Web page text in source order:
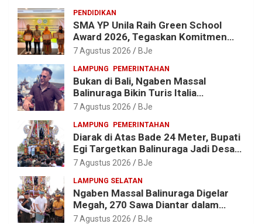
PENDIDIKAN
SMA YP Unila Raih Green School
Award 2026, Tegaskan Komitmen
Wujudkan Sekolah Ramah
7 Agustus 2026 BJe
LAMPUNG PEMERINTAHAN
Bukan di Bali, Ngaben Massal
Balinuraga Bikin Turis Italia
Terpukau, Puluhan Ribu Orang Ikut
7 Agustus 2026 BJe
LAMPUNG PEMERINTAHAN
Diarak di Atas Bade 24 Meter, Bupati
Egi Targetkan Balinuraga Jadi Desa
Wisata Budaya 2027
7 Agustus 2026 BJe
LAMPUNG SELATAN
Ngaben Massal Balinuraga Digelar
Megah, 270 Sawa Diantar dalam
Tradisi Suci yang Gerakkan Ekonomi
7 Agustus 2026 BJe